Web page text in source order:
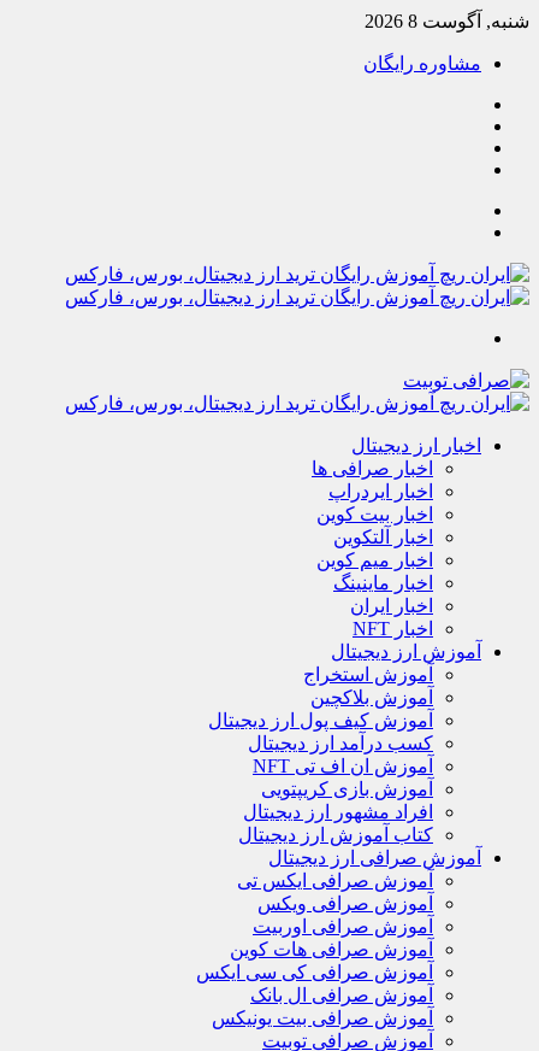
شنبه, آگوست 8 2026
مشاوره رایگان
اخبار ارز دیجیتال
اخبار صرافی ها
اخبار ایردراپ
اخبار بیت کوین
اخبار آلتکوین
اخبار میم کوین
اخبار ماینینگ
اخبار ایران
اخبار NFT
آموزش ارز دیجیتال
آموزش استخراج
آموزش بلاکچین
آموزش کیف پول ارز دیجیتال
کسب درآمد ارز دیجیتال
آموزش ان اف تی NFT
آموزش بازی کریپتویی
افراد مشهور ارز دیجیتال
کتاب آموزش ارز دیجیتال
آموزش صرافی ارز دیجیتال
آموزش صرافی ایکس تی
آموزش صرافی ویکس
آموزش صرافی اوربیت
آموزش صرافی هات کوین
آموزش صرافی کی سی ایکس
آموزش صرافی ال بانک
آموزش صرافی بیت یونیکس
آموزش صرافی توبیت